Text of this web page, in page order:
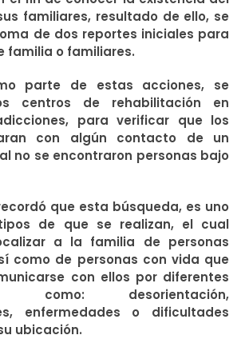
familiares, resultado de ello, se
de dos reportes iniciales para
familia o familiares.
parte de estas acciones, se
centros de rehabilitación en
para verificar que los
con algún contacto de un
no se encontraron personas bajo
que esta búsqueda, es uno
de que se realizan, el cual
a la familia de personas
como de personas con vida que
con ellos por diferentes
como: desorientación,
enfermedades o dificultades
ubicación.